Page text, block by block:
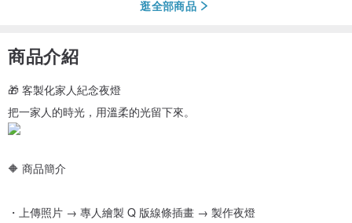
逛全部商品
商品介紹
🎁 客製化家人紀念夜燈
把一家人的時光，用溫柔的光留下來。
🔶 商品簡介
・上傳照片 → 專人繪製 Q 版線條插畫 → 製作夜燈